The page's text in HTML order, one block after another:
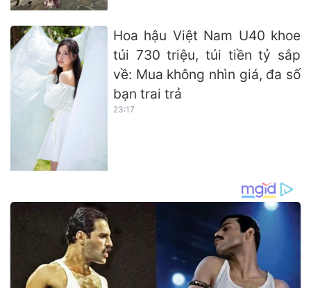
Hoa hậu Việt Nam U40 khoe
túi 730 triệu, túi tiền tỷ sắp
về: Mua không nhìn giá, đa số
bạn trai trả
23:17